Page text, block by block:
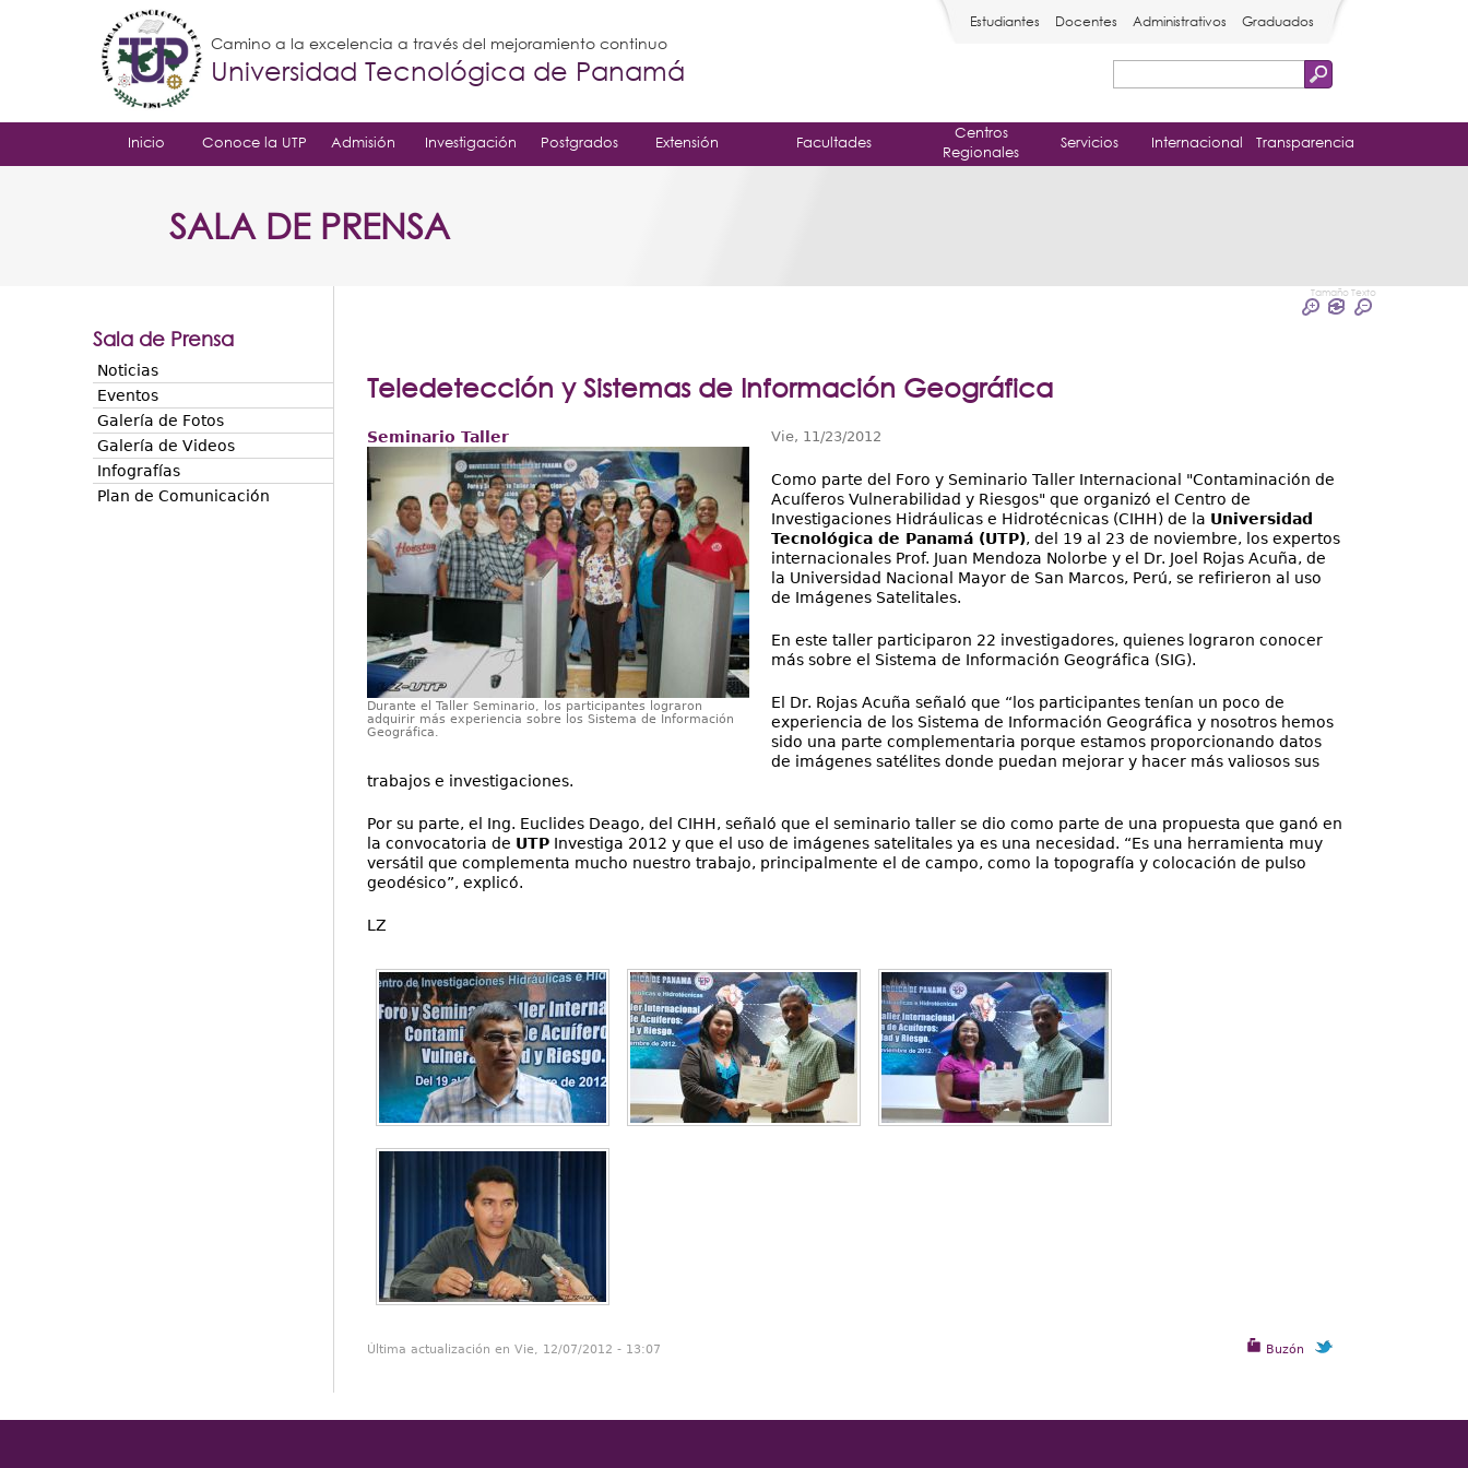
de
Estudiantes Docentes Administrativos Graduados
Camino a la excelencia a través del mejoramiento continuo
Universidad Tecnológica de Panamá
Inicio Conoce la UTP Admisión Investigación Postgrados Extensión Facultades
Centros
Regionales
Servicios Internacional Transparencia
SALA DE PRENSA
Tamaño Texto
Teledetección y Sistemas de Información Geográfica
Seminario Taller
Durante el Taller Seminario, los participantes lograron
adquirir más experiencia sobre los Sistema de Información
Geográfica.
Vie, 11/23/2012
Como parte del Foro y Seminario Taller Internacional "Contaminación de
Acuíferos Vulnerabilidad y Riesgos" que organizó el Centro de
Investigaciones Hidráulicas e Hidrotécnicas (CIHH) de la Universidad
Tecnológica de Panamá (UTP), del 19 al 23 de noviembre, los expertos
internacionales Prof. Juan Mendoza Nolorbe y el Dr. Joel Rojas Acuña, de
la Universidad Nacional Mayor de San Marcos, Perú, se refirieron al uso
de Imágenes Satelitales.
En este taller participaron 22 investigadores, quienes lograron conocer
más sobre el Sistema de Información Geográfica (SIG).
El Dr. Rojas Acuña señaló que “los participantes tenían un poco de
experiencia de los Sistema de Información Geográfica y nosotros hemos
sido una parte complementaria porque estamos proporcionando datos
de imágenes satélites donde puedan mejorar y hacer más valiosos sus
trabajos e investigaciones.
Por su parte, el Ing. Euclides Deago, del CIHH, señaló que el seminario taller se dio como parte de una propuesta que ganó en
la convocatoria de UTPInvestiga 2012 y que el uso de imágenes satelitales ya es una necesidad. “Es una herramienta muy
versátil que complementa mucho nuestro trabajo, principalmente el de campo, como la topografía y colocación de pulso
geodésico”, explicó.
LZ
Buzón
Última actualización en Vie, 12/07/2012 - 13:07
Sala de Prensa
Noticias
Eventos
Galería de Fotos
Galería de Videos
Infografías
Plan de Comunicación